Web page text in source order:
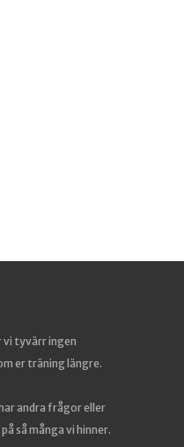
vi tyvärr ingen
er träning längre.
andra frågor eller
så många vi hinner.